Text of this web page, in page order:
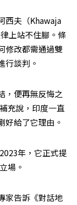
西夫（Khawaja
上站不住腳。條
修改都需通過雙
行談判。
，便再無反悔之
充說，印度一直
好給了它理由。
年，它正式提
場。
家告訴《對話地